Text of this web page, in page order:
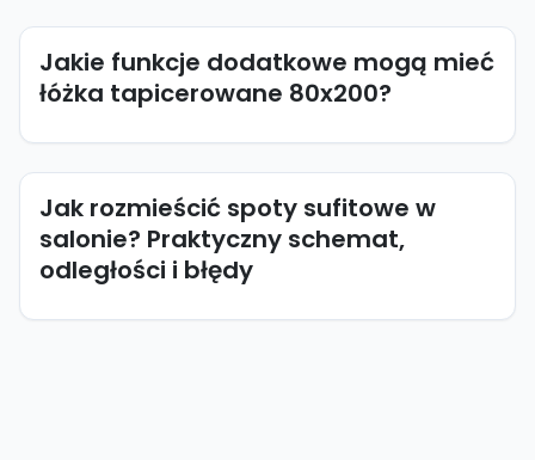
Jakie funkcje dodatkowe mogą mieć
łóżka tapicerowane 80x200?
Jak rozmieścić spoty sufitowe w
salonie? Praktyczny schemat,
odległości i błędy